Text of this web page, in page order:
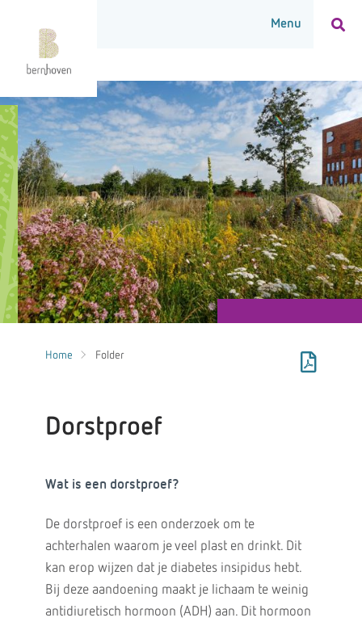
Home Folder
Dorstproef
Wat is een dorstproef?
De dorstproef is een onderzoek om te
achterhalen waarom je veel plast en drinkt. Dit
kan erop wijzen dat je diabetes insipidus hebt.
Bij deze aandoening maakt je lichaam te weinig
antidiuretisch hormoon (ADH) aan. Dit hormoon